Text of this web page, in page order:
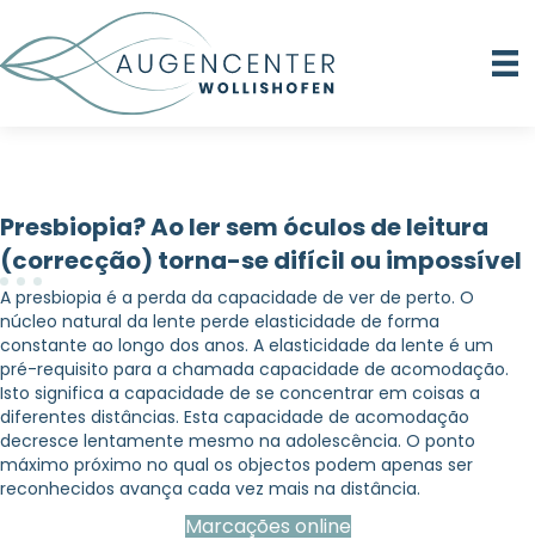
Presbiopia? Ao ler sem óculos de leitura
(correcção) torna-se difícil ou impossível
A presbiopia é a perda da capacidade de ver de perto. O
núcleo natural da lente perde elasticidade de forma
constante ao longo dos anos. A elasticidade da lente é um
pré-requisito para a chamada capacidade de acomodação.
Isto significa a capacidade de se concentrar em coisas a
diferentes distâncias. Esta capacidade de acomodação
decresce lentamente mesmo na adolescência. O ponto
máximo próximo no qual os objectos podem apenas ser
reconhecidos avança cada vez mais na distância.
Marcações online